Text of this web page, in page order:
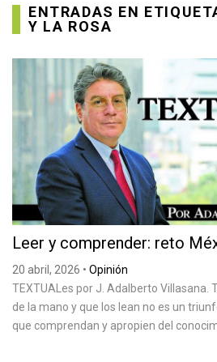
ENTRADAS EN
Y LA ROSA
Leer y comprender: reto
20 abril, 2026 • Opinión
TEXTUALes por J. Adalberto Villasana.
de la mano y que los lean no es un
que comprendan y apropien del